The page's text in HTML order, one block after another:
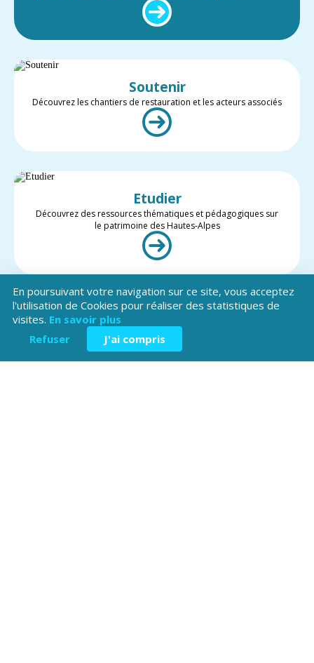
Soutenir
Découvrez les chantiers de restauration et les acteurs associés
Etudier
Découvrez des ressources thématiques et pédagogiques sur
le patrimoine des Hautes-Alpes
Valoriser
Restez informé des projets et des actualités du patrimoine des
Hautes-Alpes
En poursuivant votre navigation sur ce site, vous acceptez
l'utilisation de Cookies pour réaliser des statistiques de
visites. En savoir plus
Refuser
J'ai compris